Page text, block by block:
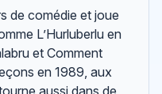
de comédie et joue
L’Hurluberlu en
et Comment
en 1989, aux